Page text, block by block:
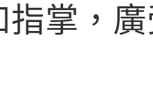
指掌，